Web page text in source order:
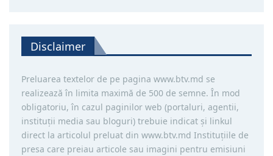
Disclaimer
Preluarea textelor de pe pagina www.btv.md se
realizează în limita maximă de 500 de semne. În mod
obligatoriu, în cazul paginilor web (portaluri, agentii,
instituţii media sau bloguri) trebuie indicat şi linkul
direct la articolul preluat din www.btv.md Instituţiile de
presa care preiau articole sau imagini pentru emisiuni